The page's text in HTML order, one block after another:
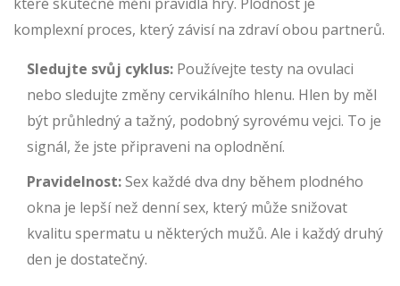
komplexní proces, který závisí na zdraví obou partnerů.
Sledujte svůj cyklus: Používejte testy na ovulaci
nebo sledujte změny cervikálního hlenu. Hlen by měl
být průhledný a tažný, podobný syrovému vejci. To je
signál, že jste připraveni na oplodnění.
Pravidelnost:Sex každé dva dny během plodného
okna je lepší než denní sex, který může snižovat
kvalitu spermatu u některých mužů. Ale i každý druhý
den je dostatečný.